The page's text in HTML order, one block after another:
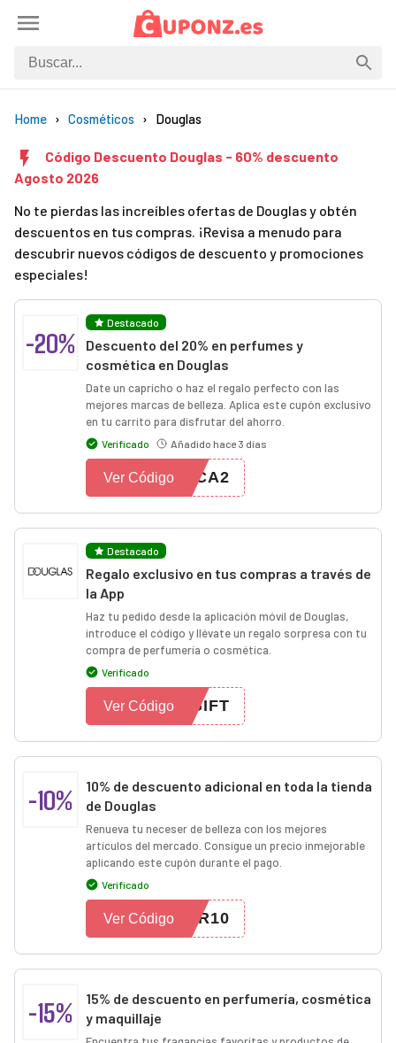
Home Cosméticos Douglas
Código Descuento Douglas - 60% descuento
Agosto 2026
No te pierdas las increíbles ofertas de Douglas y obtén
descuentos en tus compras. ¡Revisa a menudo para
descubrir nuevos códigos de descuento y promociones
especiales!
-20%
Destacado
Descuento del 20% en perfumes y
cosmética en Douglas
Date un capricho o haz el regalo perfecto con las
mejores marcas de belleza. Aplica este cupón exclusivo
en tu carrito para disfrutar del ahorro.
Verificado Añadido hace 3 días
ACA2
Ver Código
Destacado
Regalo exclusivo en tus compras a través de
la App
Haz tu pedido desde la aplicación móvil de Douglas,
introduce el código y llévate un regalo sorpresa con tu
compra de perfumería o cosmética.
Verificado
GIFT
Ver Código
-10%
10% de descuento adicional en toda la tienda
de Douglas
Renueva tu neceser de belleza con los mejores
artículos del mercado. Consigue un precio inmejorable
aplicando este cupón durante el pago.
Verificado
ER10
Ver Código
-15%
15% de descuento en perfumería, cosmética
y maquillaje